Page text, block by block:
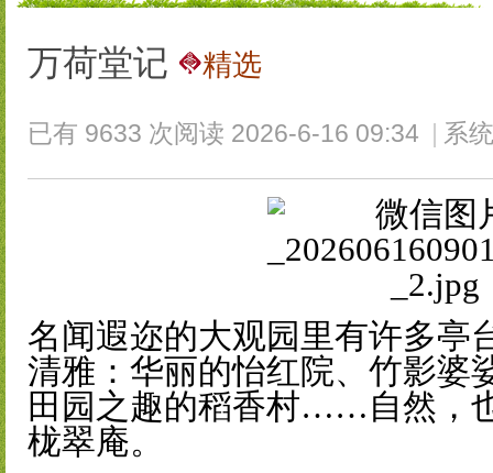
万荷堂记 精选
已有 9633 次阅读 2026-6-16 09:34 系
名闻遐迩的大观园里有许多亭
清雅：华丽的怡红院、竹影婆
田园之趣的稻香村……自然，
栊翠庵。